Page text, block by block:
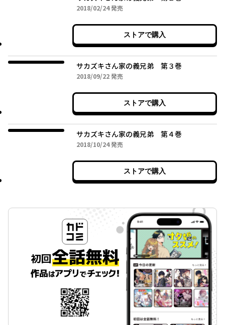
2018/02/242018年02月24日
発売
ストアで購入
サカズキさん家の義兄弟 第３巻
2018/09/222018年09月22日
発売
ストアで購入
サカズキさん家の義兄弟 第４巻
2018/10/242018年10月24日
発売
ストアで購入